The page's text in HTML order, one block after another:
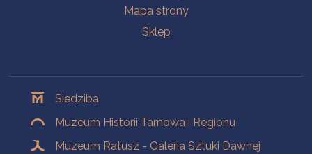
Mapa strony
Sklep
Siedziba
Muzeum Historii Tarnowa i Regionu
Muzeum Ratusz - Galeria Sztuki Dawnej